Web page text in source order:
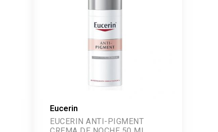
Eucerin
EUCERIN ANTI-PIGMENT